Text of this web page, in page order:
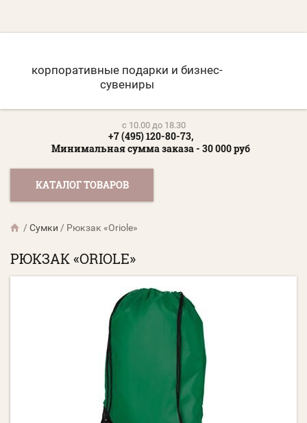
корпоративные подарки и бизнес-
сувениры
c 10.00 до 18.30
+7 (495) 120-80-73,
Минимальная сумма заказа - 30 000 руб
КАТАЛОГ ТОВАРОВ
/Сумки / Рюкзак «Oriole»
РЮКЗАК «ORIOLE»